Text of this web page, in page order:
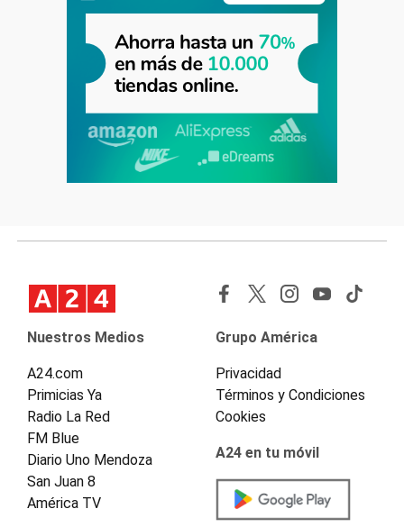
Nuestros Medios
A24.com
Primicias Ya
Radio La Red
FM Blue
Diario Uno Mendoza
San Juan 8
América TV
Grupo América
Privacidad
Términos y Condiciones
Cookies
A24 en tu móvil